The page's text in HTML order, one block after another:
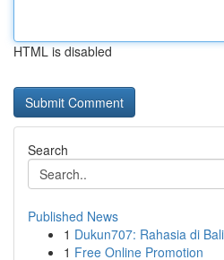
HTML is disabled
Search
Published News
1 Dukun707: Rahasia di
1 Free Online Promotion